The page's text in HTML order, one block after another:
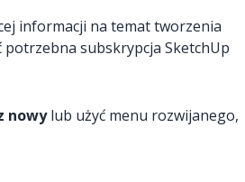
informacji na temat tworzenia
subskrypcja SketchUp
nowylub użyć menu rozwijanego,